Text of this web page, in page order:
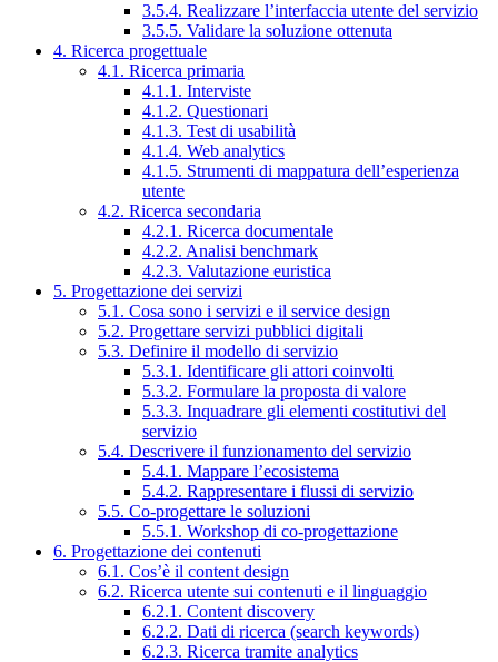
3.5.4. Realizzare l’interfaccia utente del servizio
3.5.5. Validare la soluzione ottenuta
4. Ricerca progettuale
4.1. Ricerca primaria
4.1.1. Interviste
4.1.2. Questionari
4.1.3. Test di usabilità
4.1.4. Web analytics
4.1.5. Strumenti di mappatura dell’esperienza
utente
4.2. Ricerca secondaria
4.2.1. Ricerca documentale
4.2.2. Analisi benchmark
4.2.3. Valutazione euristica
5. Progettazione dei servizi
5.1. Cosa sono i servizi e il service design
5.2. Progettare servizi pubblici digitali
5.3. Definire il modello di servizio
5.3.1. Identificare gli attori coinvolti
5.3.2. Formulare la proposta di valore
5.3.3. Inquadrare gli elementi costitutivi del
servizio
5.4. Descrivere il funzionamento del servizio
5.4.1. Mappare l’ecosistema
5.4.2. Rappresentare i flussi di servizio
5.5. Co-progettare le soluzioni
5.5.1. Workshop di co-progettazione
6. Progettazione dei contenuti
6.1. Cos’è il content design
6.2. Ricerca utente sui contenuti e il linguaggio
6.2.1. Content discovery
6.2.2. Dati di ricerca (search keywords)
6.2.3. Ricerca tramite analytics